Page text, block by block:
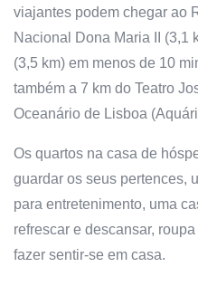
viajantes podem chegar ao
Nacional Dona Maria II (3,1
(3,5 km) em menos de 10
também a 7 km do Teatro
Oceanário de Lisboa
Os quartos na casa de
guardar os seus pertences,
para entretenimento, uma
refrescar e descansar,
fazer sentir-se em casa.